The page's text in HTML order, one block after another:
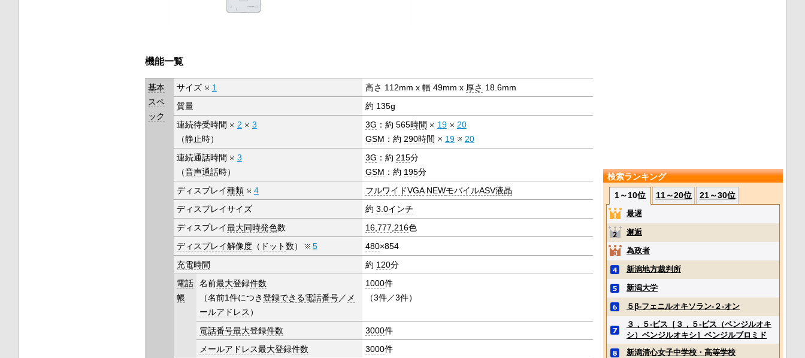
機能一覧
基本
スペ
ック
サイズ 1 高さ 112mm x 幅 49mm x 厚さ 18.6mm
質量
約 135g
連続待受時間
2
3
（静止時）
3G ：約 565時間 19
20
GSM ：約 290時間 19
20
連続通話時間
3
（音声通話時）
3G ：約 215分
GSM ：約 195分
ディスプレイ種類 4 フルワイドVGA NEWモバイルASV液晶
ディスプレイサイズ
約 3.0インチ
ディスプレイ最大同時発色数 16, 777 216色
ディスプレイ解像度（ ドット数） 5 480×854
充電時間
約 120分
電話
帳
名前最大登録件数
（名前1件につき登録できる電話番号／ メ
ールアドレス ）
1000件
（3件／3件）
電話番号最大登録件数 3000件
メールアドレス最大登録件数 3000件
検索ランキング
1～10位
11～20位 21～30位
最遅
邂逅
為政者
新潟地方裁判所
新潟大学
５β‐フェニルオキソラン‐２‐オン
３，５‐ビス［３，５‐ビス（ベンジルオキ
シ）ベンジルオキシ］ベンジルブロミド
新潟清心女子中学校・高等学校